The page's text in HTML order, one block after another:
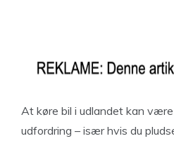
At køre bil i udlandet kan
udfordring – især hvis du